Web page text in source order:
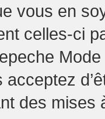
vous en
celles-ci
des mises